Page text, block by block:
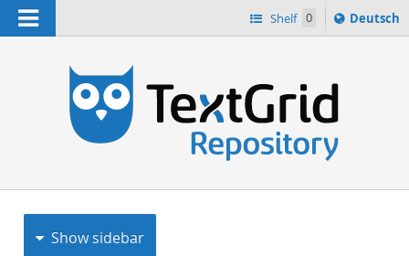
Navigation Shelf 0
Sprache
ï¿½ndern
Deutsch
Show sidebar